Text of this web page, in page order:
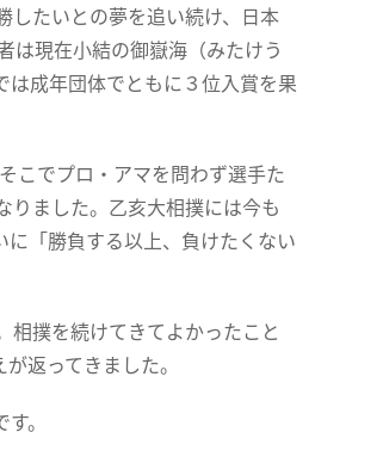
したいとの夢を追い続け、日本
は現在小結の御嶽海（みたけう
成年団体でともに３位入賞を果
こでプロ・アマを問わず選手た
りました。乙亥大相撲には今も
「勝負する以上、負けたくない
撲を続けてきてよかったこと
返ってきました。
。